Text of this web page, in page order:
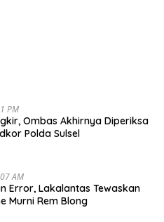
PM
Ombas Akhirnya Diperiksa
Polda Sulsel
AM
Error, Lakalantas Tewaskan
Murni Rem Blong